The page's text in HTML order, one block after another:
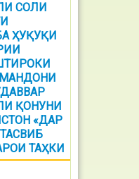
СОЛИ
ҲУҚУҚИ
ҚОНУНИ
«ДАР
ТАҲКИ